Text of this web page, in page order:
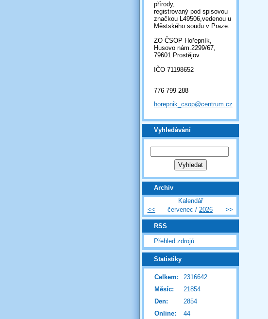
přírody,
registrovaný pod spisovou
značkou L49506,vedenou u
Městského soudu v Praze.
ZO ČSOP Hořepník,
Husovo nám.2299/67,
79601 Prostějov
IČO 71198652
776 799 288
horepnik_csop@centrum.cz
Vyhledávání
Archiv
Kalendář
<<
červenec / 2026 >>
RSS
Přehled zdrojů
Statistiky
Online: 44
Celkem:
2316642
Měsíc:
21854
Den:
2854